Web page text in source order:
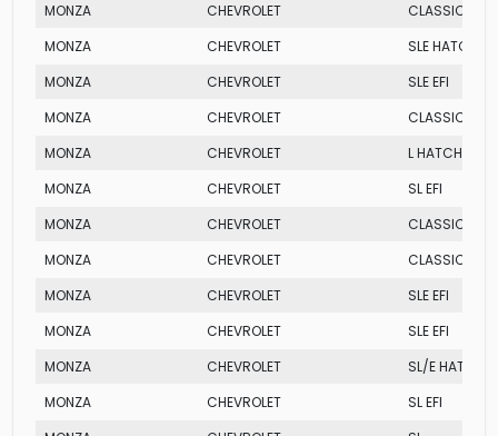
MONZA
CHEVROLET
CLASSIC EFI
MONZA
CHEVROLET
SLE HATCH
MONZA
CHEVROLET
SLE EFI
MONZA
CHEVROLET
CLASSIC SE
MONZA
CHEVROLET
L HATCH
MONZA
CHEVROLET
SL EFI
MONZA
CHEVROLET
CLASSIC SE
MONZA
CHEVROLET
CLASSIC
MONZA
CHEVROLET
SLE EFI
MONZA
CHEVROLET
SLE EFI
MONZA
CHEVROLET
SL/E HATCH
MONZA
CHEVROLET
SL EFI